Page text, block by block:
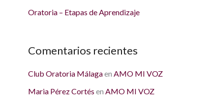
Oratoria – Etapas de Aprendizaje
Comentarios recientes
Club Oratoria Málagaen AMO MI VOZ
Maria Pérez Cortés en AMO MI VOZ